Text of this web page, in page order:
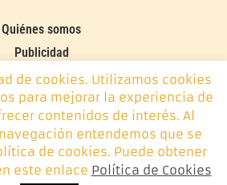
Quiénes somos
Publicidad
Contacto
de cookies
-info@monplamar.com- +34 656
626 074
de cookies. Utilizamos cookies
para mejorar la experiencia de
contenidos de interés. Al
entendemos que se
de cookies. Puede obtener
este enlace Política de Cookies